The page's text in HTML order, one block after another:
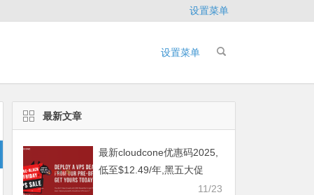
设置菜单
设置菜单
最新文章
最新cloudcone优惠码2025,
低至$12.49/年,黑五大促
11/23